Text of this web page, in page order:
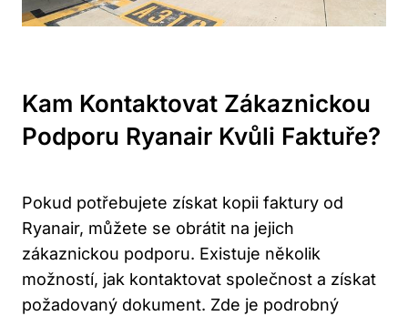
Kam Kontaktovat Zákaznickou
Podporu Ryanair Kvůli Faktuře?
Pokud potřebujete získat kopii faktury od
Ryanair, můžete se obrátit na jejich
zákaznickou podporu. Existuje několik
možností, jak kontaktovat společnost a získat
požadovaný dokument. Zde je podrobný